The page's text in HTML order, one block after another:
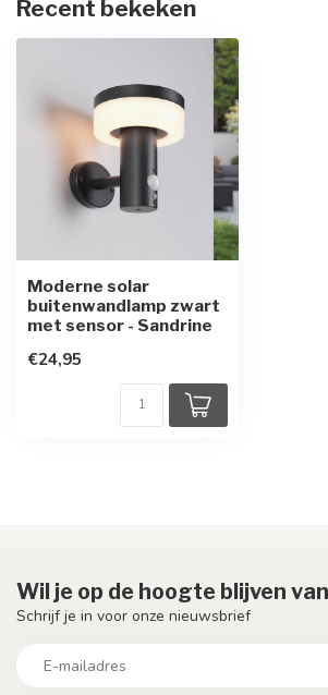
Recent bekeken
Moderne solar
buitenwandlamp zwart
met sensor - Sandrine
€24,95
Wil je op de hoogte blijven
Schrijf je in voor onze nieuwsbrief